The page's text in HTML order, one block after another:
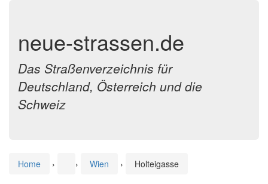
neue-strassen.de
Das Straßenverzeichnis für
Deutschland, Österreich und die
Schweiz
Home › › Wien › Holteigasse